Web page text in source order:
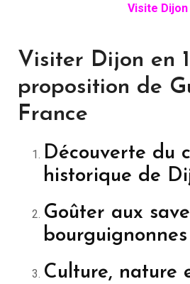
Visite Dijon
Visiter Dijon en
proposition de
France
Découverte du
historique de
Goûter aux
bourguignonnes
Culture, nature